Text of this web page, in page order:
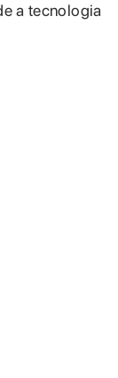
a tecnologia